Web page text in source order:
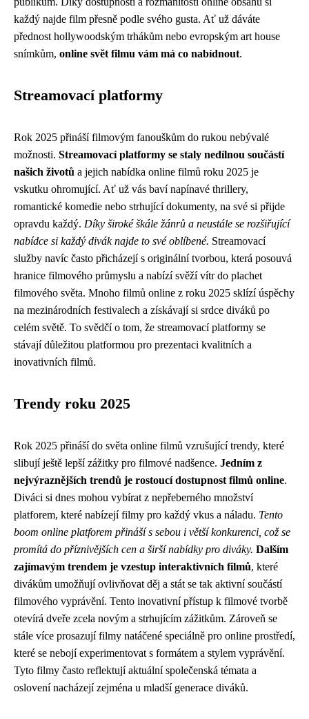
každý najde film přesně podle svého gusta. Ať už dáváte
přednost hollywoodským trhákům nebo evropským art house
snímkům, online svět filmu vám má co nabídnout.
Streamovací platformy
Rok 2025 přináší filmovým fanouškům do rukou nebývalé
možnosti. Streamovací platformy se staly nedílnou součástí
našich životů a jejich nabídka online filmů roku 2025 je
vskutku ohromující. Ať už vás baví napínavé thrillery,
romantické komedie nebo strhující dokumenty, na své si přijde
opravdu každý. Díky široké škále žánrů a neustále se rozšiřující
nabídce si každý divák najde to své oblíbené. Streamovací
služby navíc často přicházejí s originální tvorbou, která posouvá
hranice filmového průmyslu a nabízí svěží vítr do plachet
filmového světa. Mnoho filmů online z roku 2025 sklízí úspěchy
na mezinárodních festivalech a získávají si srdce diváků po
celém světě. To svědčí o tom, že streamovací platformy se
stávají důležitou platformou pro prezentaci kvalitních a
inovativních filmů.
Trendy roku 2025
Rok 2025 přináší do světa online filmů vzrušující trendy, které
slibují ještě lepší zážitky pro filmové nadšence. Jedním z
nejvýraznějších trendů je rostoucí dostupnost filmů online.
Diváci si dnes mohou vybírat z nepřeberného množství
platforem, které nabízejí filmy pro každý vkus a náladu. Tento
boom online platforem přináší s sebou i větší konkurenci, což se
promítá do příznivějších cen a širší nabídky pro diváky. Dalším
zajímavým trendem je vzestup interaktivních filmů, které
divákům umožňují ovlivňovat děj a stát se tak aktivní součástí
filmového vyprávění. Tento inovativní přístup k filmové tvorbě
otevírá dveře zcela novým a strhujícím zážitkům. Zároveň se
stále více prosazují filmy natáčené speciálně pro online prostředí,
které se nebojí experimentovat s formátem a stylem vyprávění.
Tyto filmy často reflektují aktuální společenská témata a
oslovení nacházejí zejména u mladší generace diváků.